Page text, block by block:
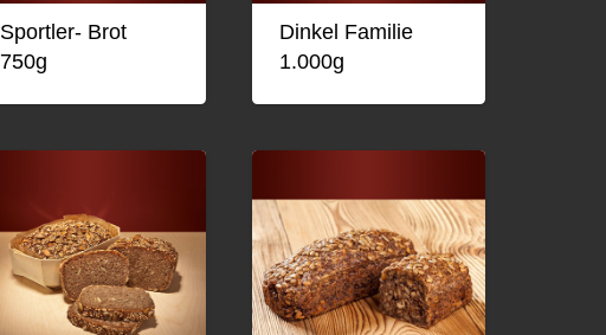
Sportler- Brot
750g
Dinkel Familie
1.000g